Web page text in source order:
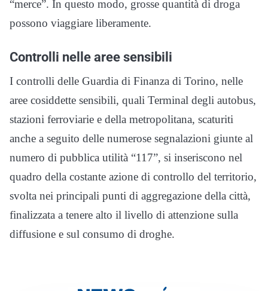
“merce”. In questo modo, grosse quantità di droga
possono viaggiare liberamente.
Controlli nelle aree sensibili
I controlli delle Guardia di Finanza di Torino, nelle
aree cosiddette sensibili, quali Terminal degli autobus,
stazioni ferroviarie e della metropolitana, scaturiti
anche a seguito delle numerose segnalazioni giunte al
numero di pubblica utilità “117”, si inseriscono nel
quadro della costante azione di controllo del territorio,
svolta nei principali punti di aggregazione della città,
finalizzata a tenere alto il livello di attenzione sulla
diffusione e sul consumo di droghe.